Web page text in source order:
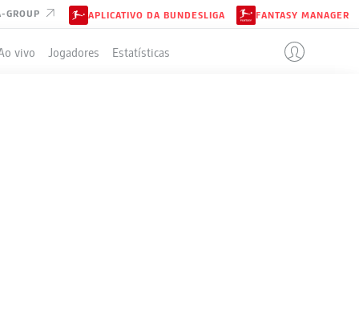
GROUP APLICATIVO DA BUNDESLIGA FANTASY MANAGER
vivo Jogadores Estatísticas